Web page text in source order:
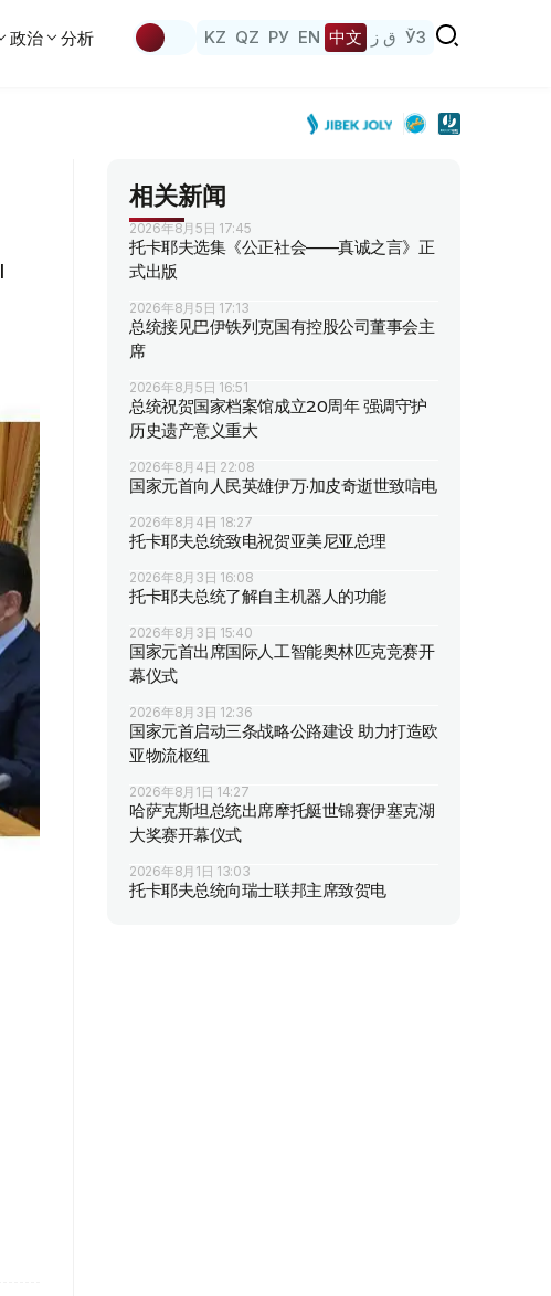
政治 分析 KZ QZ РУ EN 中文 ق ز ЎЗ
相关新闻
2026年8月5日 17:45
托卡耶夫选集《公正社会——真诚之言》正
式出版
2026年8月5日 17:13
总统接见巴伊铁列克国有控股公司董事会主
席
2026年8月5日 16:51
总统祝贺国家档案馆成立20周年 强调守护
历史遗产意义重大
2026年8月4日 22:08
国家元首向人民英雄伊万·加皮奇逝世致唁电
2026年8月4日 18:27
托卡耶夫总统致电祝贺亚美尼亚总理
2026年8月3日 16:08
托卡耶夫总统了解自主机器人的功能
2026年8月3日 15:40
国家元首出席国际人工智能奥林匹克竞赛开
幕仪式
2026年8月3日 12:36
国家元首启动三条战略公路建设 助力打造欧
亚物流枢纽
2026年8月1日 14:27
哈萨克斯坦总统出席摩托艇世锦赛伊塞克湖
大奖赛开幕仪式
2026年8月1日 13:03
托卡耶夫总统向瑞士联邦主席致贺电